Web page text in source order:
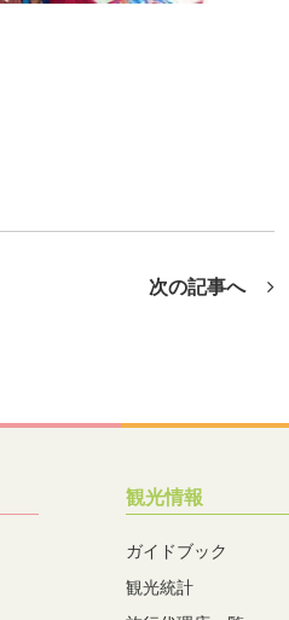
次の記事へ
観光情報
ガイドブック
観光統計